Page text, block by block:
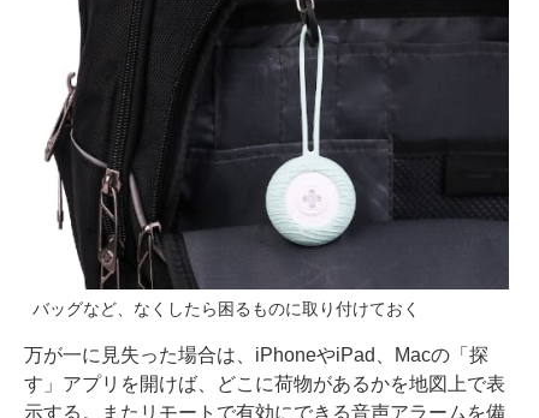
バッグなど、なくしたら困るものに取り付けておく
万が一に見失った場合は、iPhoneやiPad、Macの「探
す」アプリを開けば、どこに荷物があるかを地図上で表
示する。またリモートで有効にできる音声アラームを備